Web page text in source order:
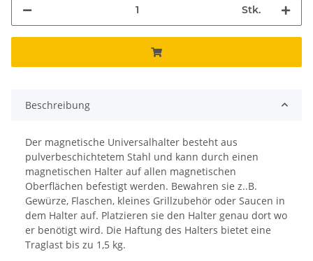
Stk.
Beschreibung
Der magnetische Universalhalter besteht aus
pulverbeschichtetem Stahl und kann durch einen
magnetischen Halter auf allen magnetischen
Oberflächen befestigt werden. Bewahren sie z..B.
Gewürze, Flaschen, kleines Grillzubehör oder Saucen in
dem Halter auf. Platzieren sie den Halter genau dort wo
er benötigt wird. Die Haftung des Halters bietet eine
Traglast bis zu 1,5 kg.